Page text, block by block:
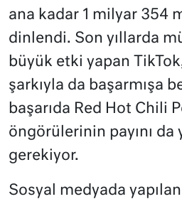
ana kadar 1 milyar 354
dinlendi. Son yıllarda
büyük etki yapan
şarkıyla da başarmışa
başarıda Red Hot Chili
öngörülerinin payını da
gerekiyor.
Sosyal medyada